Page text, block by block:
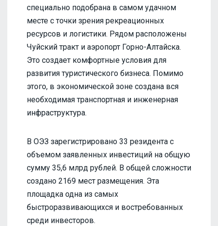
специально подобрана в самом удачном
месте с точки зрения рекреационных
ресурсов и логистики. Рядом расположены
Чуйский тракт и аэропорт Горно-Алтайска.
Это создает комфортные условия для
развития туристического бизнеса. Помимо
этого, в экономической зоне создана вся
необходимая транспортная и инженерная
инфраструктура.
В ОЭЗ зарегистрировано 33 резидента с
объемом заявленных инвестиций на общую
сумму 35,6 млрд рублей. В общей сложности
создано 2169 мест размещения. Эта
площадка одна из самых
быстроразвивающихся и востребованных
среди инвесторов.